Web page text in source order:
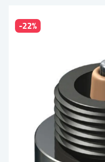
-22%